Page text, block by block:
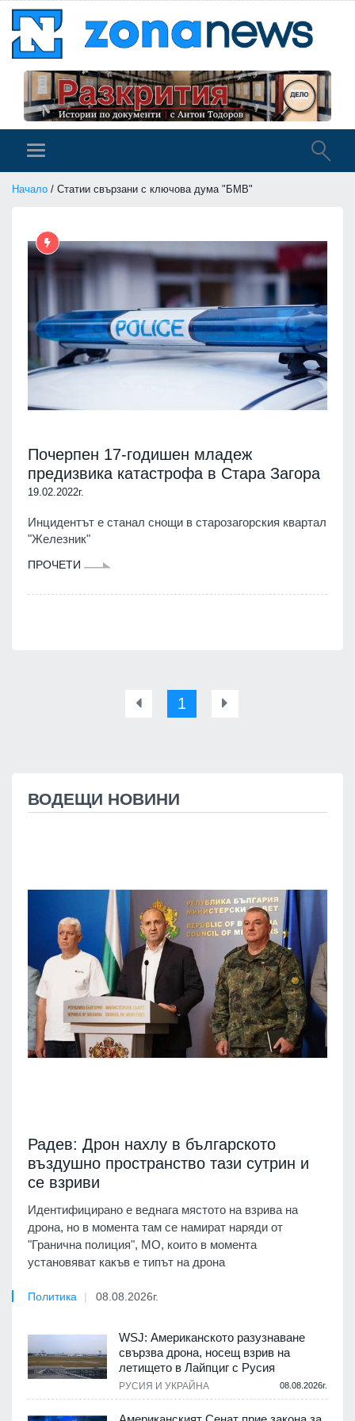
Начало / Статии свързани с ключова дума "БМВ"
Почерпен 17-годишен младеж
предизвика катастрофа в Стара Загора
19.02.2022г.
Инцидентът е станал снощи в старозагорския квартал
"Железник"
ПРОЧЕТИ
1
ВОДЕЩИ НОВИНИ
Радев: Дрон нахлу в българското
въздушно пространство тази сутрин и
се взриви
Идентифицирано е веднага мястото на взрива на
дрона, но в момента там се намират наряди от
"Гранична полиция", МО, които в момента
установяват какъв е типът на дрона
Политика 08.08.2026г.
WSJ: Американското разузнаване
свързва дрона, носещ взрив на
летището в Лайпциг с Русия
РУСИЯ И УКРАЙНА 08.08.2026г.